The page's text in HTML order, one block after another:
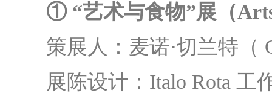
① “艺术与食物”展（
策展人：麦诺·切兰特（
展陈设计：Italo Rota 工